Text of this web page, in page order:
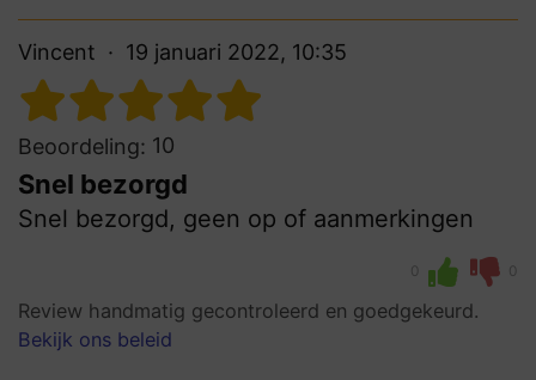
Vincent 19 januari 2022, 10:35
Beoordeling: 10
Snel bezorgd
Snel bezorgd, geen op of aanmerkingen
0 0
Review handmatig gecontroleerd en goedgekeurd.
Bekijk ons beleid